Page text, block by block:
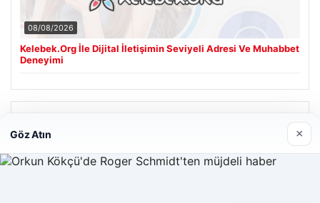
08/08/2026
Kelebek.Org İle Dijital İletişimin Seviyeli Adresi Ve Muhabbet
Deneyimi
Göz Atın ×